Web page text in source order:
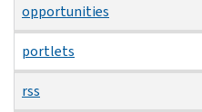
opportunities
portlets
rss